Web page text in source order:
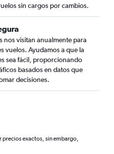
sin cargos por cambios.
nos visitan anualmente para
vuelos. Ayudamos a que la
sea fácil, proporcionando
basados en datos que
decisiones.
exactos, sin embargo,